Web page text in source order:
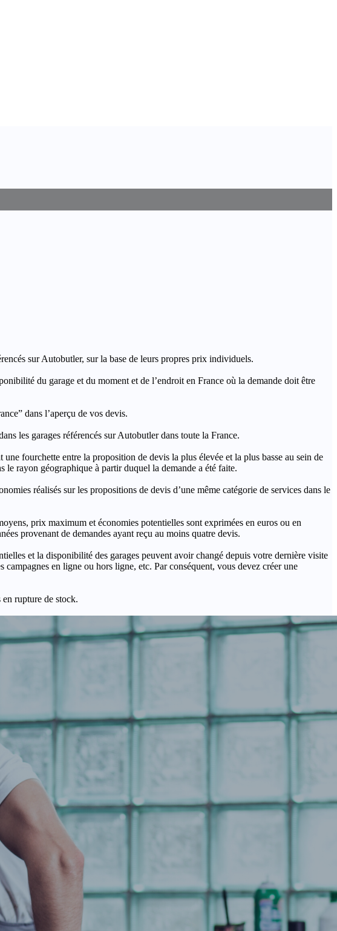
sur Autobutler, sur la base de leurs propres prix individuels.
du garage et du moment et de l’endroit en France où la demande doit être
dans l’aperçu de vos devis.
les garages référencés sur Autobutler dans toute la France.
fourchette entre la proposition de devis la plus élevée et la plus basse au sein de
rayon géographique à partir duquel la demande a été faite.
réalisés sur les propositions de devis d’une même catégorie de services dans le
prix maximum et économies potentielles sont exprimées en euros ou en
provenant de demandes ayant reçu au moins quatre devis.
et la disponibilité des garages peuvent avoir changé depuis votre dernière visite
en ligne ou hors ligne, etc. Par conséquent, vous devez créer une
rupture de stock.